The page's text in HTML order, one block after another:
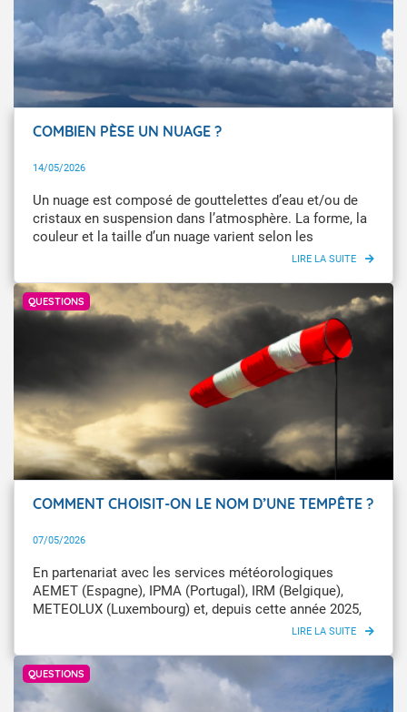
COMBIEN PÈSE UN NUAGE ?
14/05/2026
Un nuage est composé de gouttelettes d’eau et/ou de
cristaux en suspension dans l’atmosphère. La forme, la
couleur et la taille d’un nuage varient selon les
QUESTIONS
Getty Images
COMMENT CHOISIT-ON LE NOM D’UNE TEMPÊTE ?
07/05/2026
En partenariat avec les services météorologiques
AEMET (Espagne), IPMA (Portugal), IRM (Belgique),
METEOLUX (Luxembourg) et, depuis cette année 2025,
Meteo ANDORRA (Andorre), Météo-France nomme les
QUESTIONS
Infoclimat / M@V